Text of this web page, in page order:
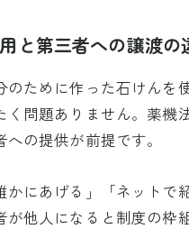
と第三者への譲渡の
のために作った石けんを
く問題ありません。薬機
への提供が前提です。
かにあげる」「ネットで
が他人になると制度の枠